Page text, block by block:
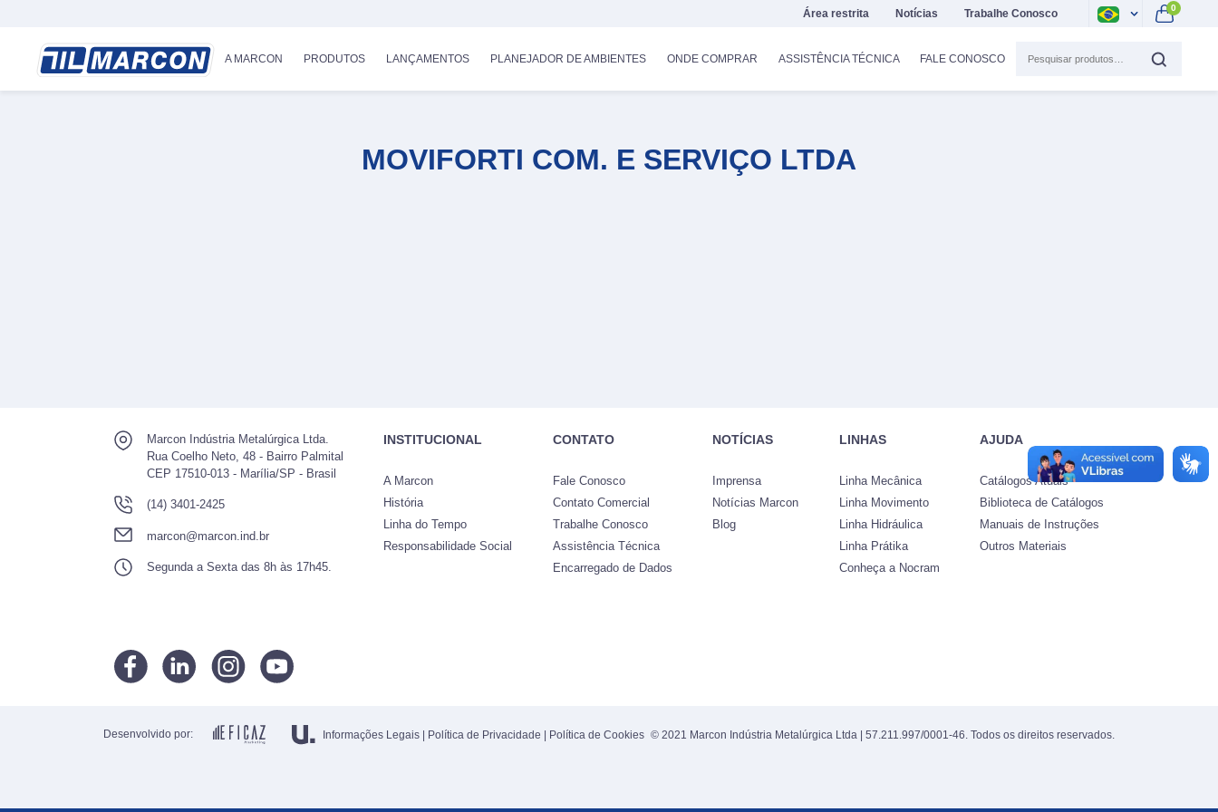
Área restrita Notícias Trabalhe Conosco 0
A MARCON PRODUTOS LANÇAMENTOS PLANEJADOR DE AMBIENTES ONDE COMPRAR ASSISTÊNCIA TÉCNICA FALE CONOSCO
MOVIFORTI COM. E SERVIÇO LTDA
Marcon Indústria Metalúrgica Ltda.
Rua Coelho Neto, 48 - Bairro Palmital
CEP 17510-013 - Marília/SP - Brasil
(14) 3401-2425
marcon@marcon.ind.br
Segunda a Sexta das 8h às 17h45.
INSTITUCIONAL
A Marcon
História
Linha do Tempo
Responsabilidade Social
CONTATO
Fale Conosco
Contato Comercial
Trabalhe Conosco
Assistência Técnica
Encarregado de Dados
NOTÍCIAS
Imprensa
Notícias Marcon
Blog
LINHAS
Linha Mecânica
Linha Movimento
Linha Hidráulica
Linha Prátika
Conheça a Nocram
AJUDA
Catálogos Atuais
Biblioteca de Catálogos
Manuais de Instruções
Outros Materiais
Desenvolvido por: Informações Legais | Política de Privacidade | Política de Cookies © 2021 Marcon Indústria Metalúrgica Ltda | 57.211.997/0001-46. Todos os direitos reservados.